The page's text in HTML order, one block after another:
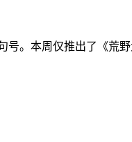
。本周仅推出了《荒野